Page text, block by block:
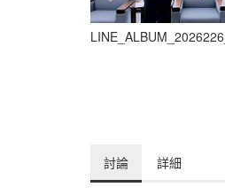
討論 詳細